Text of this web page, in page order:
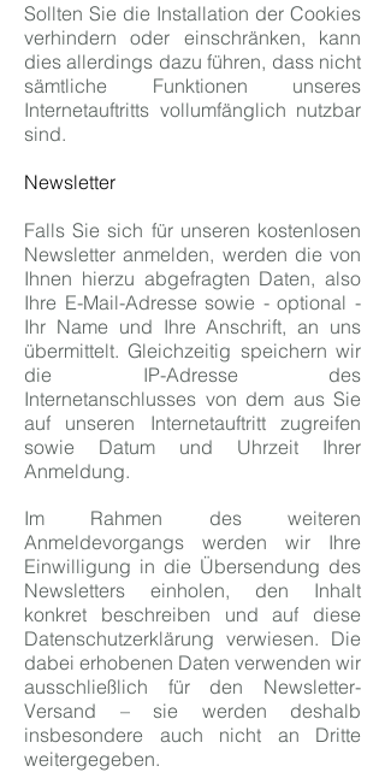
Sollten Sie die Installation der Cookies
verhindern oder einschränken, kann
dies allerdings dazu führen, dass nicht
sämtliche Funktionen unseres
Internetauftritts vollumfänglich nutzbar
sind.
Newsletter
Falls Sie sich für unseren kostenlosen
Newsletter anmelden, werden die von
Ihnen hierzu abgefragten Daten, also
Ihre E-Mail-Adresse sowie - optional -
Ihr Name und Ihre Anschrift, an uns
übermittelt. Gleichzeitig speichern wir
die IP-Adresse des
Internetanschlusses von dem aus Sie
auf unseren Internetauftritt zugreifen
sowie Datum und Uhrzeit Ihrer
Anmeldung.
Im Rahmen des weiteren
Anmeldevorgangs werden wir Ihre
Einwilligung in die Übersendung des
Newsletters einholen, den Inhalt
konkret beschreiben und auf diese
Datenschutzerklärung verwiesen. Die
dabei erhobenen Daten verwenden wir
ausschließlich für den Newsletter-
Versand – sie werden deshalb
insbesondere auch nicht an Dritte
weitergegeben.